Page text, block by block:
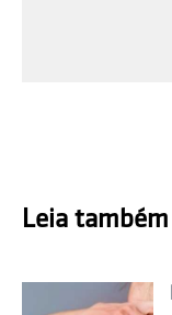
Leia também